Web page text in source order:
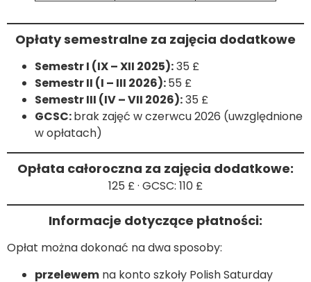
Opłaty semestralne za zajęcia dodatkowe
Semestr I (IX – XII 2025):35 £
Semestr II (I – III 2026):55 £
Semestr III (IV – VII 2026):35 £
GCSC:brak zajęć w czerwcu 2026 (uwzględnione
w opłatach)
Opłata całoroczna za zajęcia dodatkowe:
125 £ · GCSC: 110 £
Informacje dotyczące płatności:
Opłat można dokonać na dwa sposoby:
przelewem na konto szkoły Polish Saturday